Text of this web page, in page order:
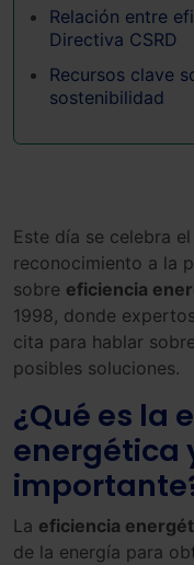
Relación entre
Directiva CSRD
Recursos clave
sostenibilidad
Este día se celebra
reconocimiento a la
sobre eficiencia
1998, donde
cita para hablar
posibles soluciones.
¿Qué es la
energética
La eficiencia
de la energía para